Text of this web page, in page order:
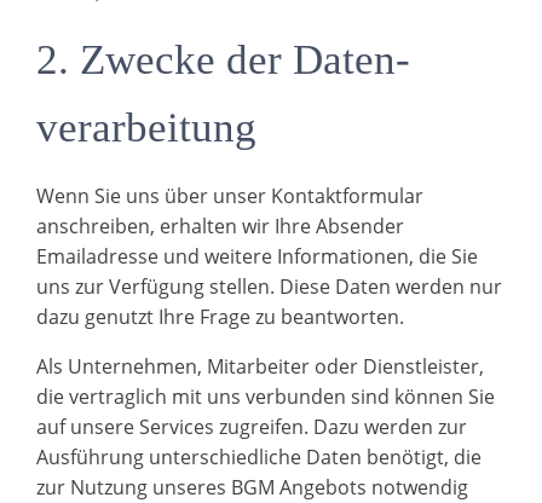
2. Zwecke der Daten­
verarbeitung
Wenn Sie uns über unser Kontaktformular
anschreiben, erhalten wir Ihre Absender
Emailadresse und weitere Informationen, die Sie
uns zur Verfügung stellen. Diese Daten werden nur
dazu genutzt Ihre Frage zu beantworten.
Als Unternehmen, Mitarbeiter oder Dienstleister,
die vertraglich mit uns verbunden sind können Sie
auf unsere Services zugreifen. Dazu werden zur
Ausführung unterschiedliche Daten benötigt, die
zur Nutzung unseres BGM Angebots notwendig